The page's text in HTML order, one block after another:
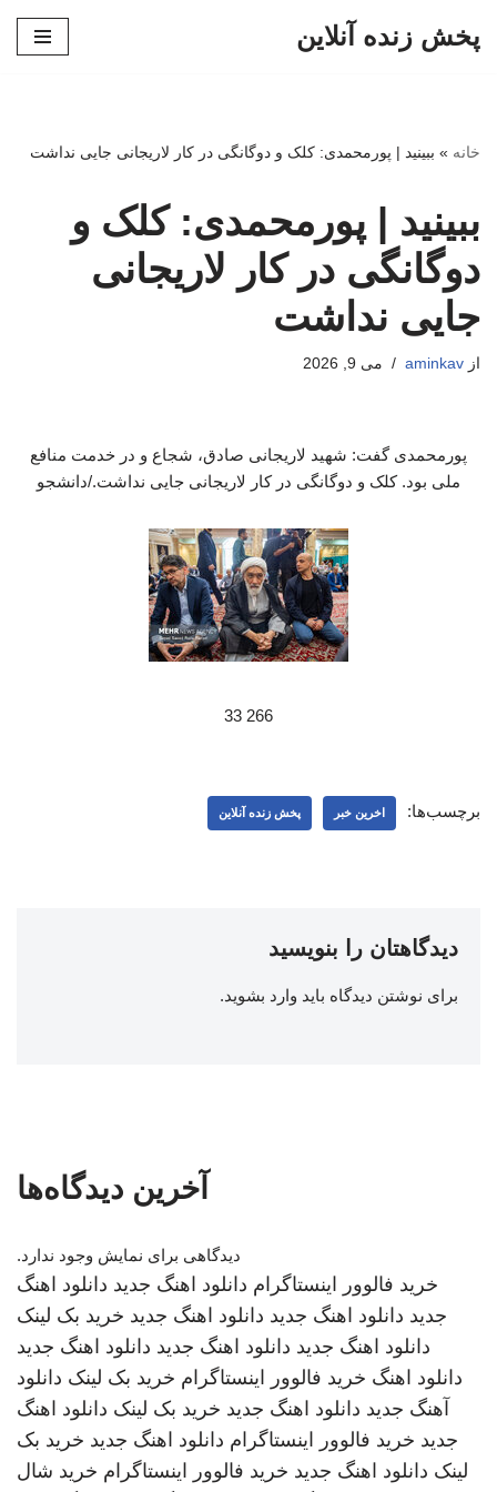
پخش زنده آنلاین
خانه » ببینید | پورمحمدی: کلک و دوگانگی در کار لاریجانی جایی نداشت
ببینید | پورمحمدی: کلک و
دوگانگی در کار لاریجانی
جایی نداشت
از aminkav می 9, 2026
پورمحمدی گفت: شهید لاریجانی صادق، شجاع و در خدمت منافع
ملی بود. کلک و دوگانگی در کار لاریجانی جایی نداشت./دانشجو
266 33
برچسب‌ها: اخرین خبر پخش زنده آنلاین
دیدگاهتان را بنویسید
برای نوشتن دیدگاه باید وارد بشوید.
آخرین دیدگاه‌ها
دیدگاهی برای نمایش وجود ندارد.
خرید فالوور اینستاگرام دانلود اهنگ جدید دانلود اهنگ
جدید دانلود اهنگ جدید دانلود اهنگ جدید خرید بک لینک
دانلود اهنگ جدید دانلود اهنگ جدید دانلود اهنگ جدید
دانلود اهنگ خرید فالوور اینستاگرام خرید بک لینک دانلود
آهنگ جدید دانلود اهنگ جدید خرید بک لینک دانلود اهنگ
جدید خرید فالوور اینستاگرام دانلود اهنگ جدید خرید بک
لینک دانلود اهنگ جدید خرید فالوور اینستاگرام خرید شال